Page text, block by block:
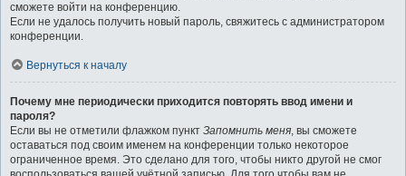
сможете войти на конференцию.
Если не удалось получить новый пароль, свяжитесь с администратором
конференции.
Вернуться к началу
Почему мне периодически приходится повторять ввод имени и
пароля?
Если вы не отметили флажком пункт Запомнить меня, вы сможете
оставаться под своим именем на конференции только некоторое
ограниченное время. Это сделано для того, чтобы никто другой не смог